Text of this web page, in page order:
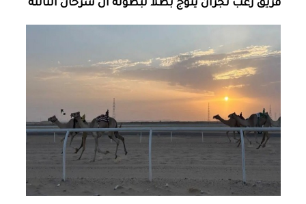
فريق رعب نجران يتوج بطلاً لبطولة آل سرحان الثالثة